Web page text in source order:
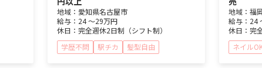
地域： 愛知県名古屋市
給与： 24 ～29万円
休日： 完全週休2日制（シフト制）
学歴不問
駅チカ 髪型自由
地域： 福
給与： 24
休日： 完
ネイル